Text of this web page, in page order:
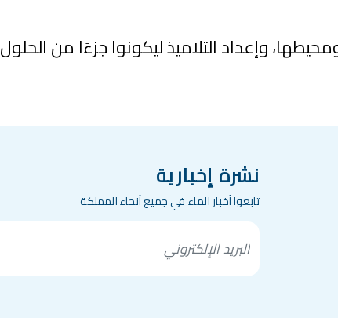
وإعداد التلاميذ ليكونوا جزءًا من الحلول
نشرة إخبارية
تابعوا أخبار الماء في جميع أنحاء المملكة